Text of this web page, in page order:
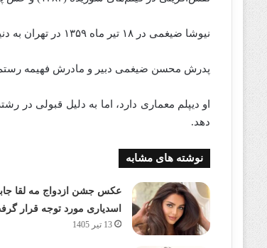
نیوشا ضیغمی در ۱۸ تیر ماه ۱۳۵۹ در تهران به دنیا آمد.
پدرش محسن ضیغمی دبیر و مادرش فهیمه رستم
او دیپلم معماری دارد، اما به دلیل قبولی
دهد.
نوشته های مشابه
عکس جشن ازدواج مه لقا
اسدیاری مورد توجه قرار
13 تیر 1405